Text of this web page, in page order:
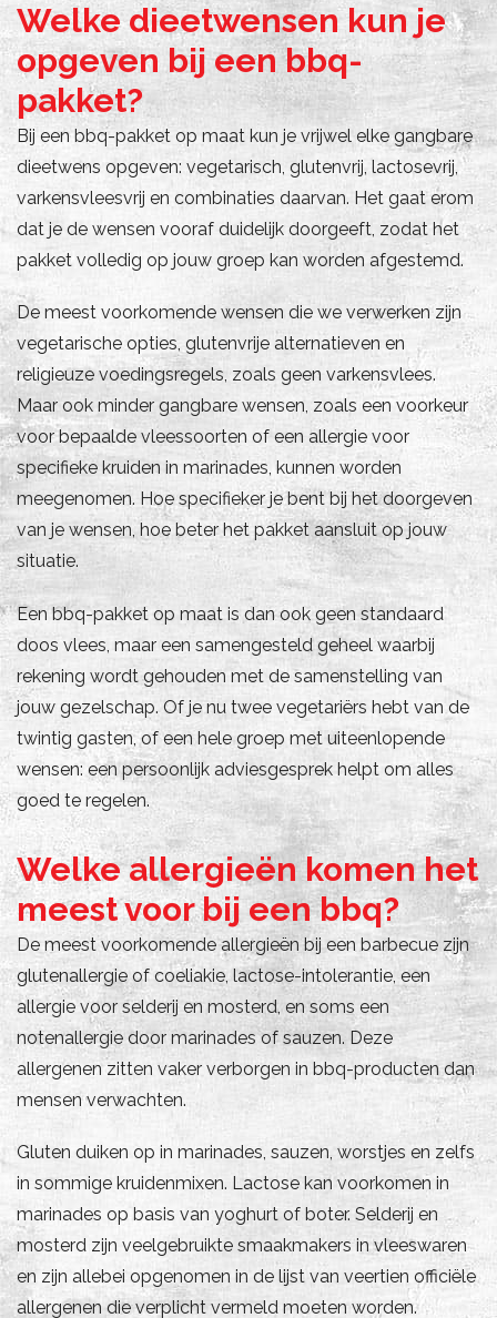
Welke dieetwensen kun je
opgeven bij een bbq-
pakket?
Bij een bbq-pakket op maat kun je vrijwel elke gangbare
dieetwens opgeven: vegetarisch, glutenvrij, lactosevrij,
varkensvleesvrij en combinaties daarvan. Het gaat erom
dat je de wensen vooraf duidelijk doorgeeft, zodat het
pakket volledig op jouw groep kan worden afgestemd.
De meest voorkomende wensen die we verwerken zijn
vegetarische opties, glutenvrije alternatieven en
religieuze voedingsregels, zoals geen varkensvlees.
Maar ook minder gangbare wensen, zoals een voorkeur
voor bepaalde vleessoorten of een allergie voor
specifieke kruiden in marinades, kunnen worden
meegenomen. Hoe specifieker je bent bij het doorgeven
van je wensen, hoe beter het pakket aansluit op jouw
situatie.
Een bbq-pakket op maat is dan ook geen standaard
doos vlees, maar een samengesteld geheel waarbij
rekening wordt gehouden met de samenstelling van
jouw gezelschap. Of je nu twee vegetariërs hebt van de
twintig gasten, of een hele groep met uiteenlopende
wensen: een persoonlijk adviesgesprek helpt om alles
goed te regelen.
Welke allergieën komen het
meest voor bij een bbq?
De meest voorkomende allergieën bij een barbecue zijn
glutenallergie of coeliakie, lactose-intolerantie, een
allergie voor selderij en mosterd, en soms een
notenallergie door marinades of sauzen. Deze
allergenen zitten vaker verborgen in bbq-producten dan
mensen verwachten.
Gluten duiken op in marinades, sauzen, worstjes en zelfs
in sommige kruidenmixen. Lactose kan voorkomen in
marinades op basis van yoghurt of boter. Selderij en
mosterd zijn veelgebruikte smaakmakers in vleeswaren
en zijn allebei opgenomen in de lijst van veertien officiële
allergenen die verplicht vermeld moeten worden.